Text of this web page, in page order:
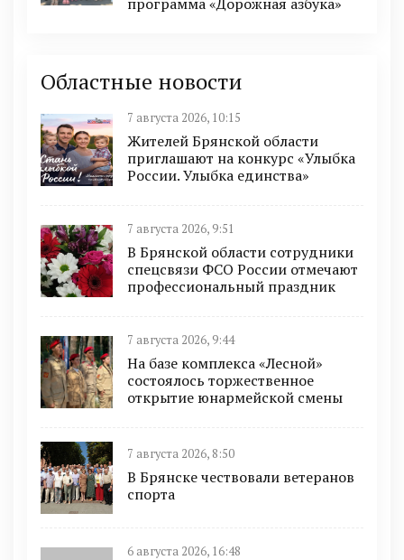
Областные новости
7 августа 2026, 10:15
Жителей Брянской области
приглашают на конкурс «Улыбка
России. Улыбка единства»
7 августа 2026, 9:51
В Брянской области сотрудники
спецсвязи ФСО России отмечают
профессиональный праздник
7 августа 2026, 9:44
На базе комплекса «Лесной»
состоялось торжественное
открытие юнармейской смены
7 августа 2026, 8:50
В Брянске чествовали ветеранов
спорта
6 августа 2026, 16:48